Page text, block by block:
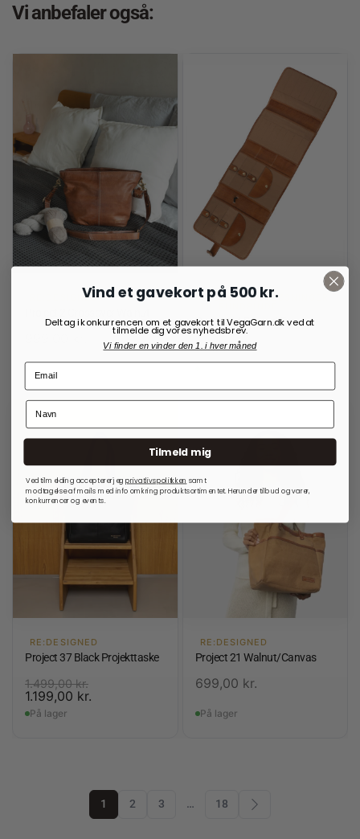
Vi anbefaler også:
RE:DESIGNED OPBEVARINGSLØSNINGER
Project 14 Burned Tan
699,00kr.
RE:DESIGNED
Project 37 Black Projekttaske
1.499,00kr.
1.199,00 kr.
På lager
RE:DESIGNED
Project 21 Walnut/Canvas
699,00 kr.
På lager
1 2 3 … 18
Vind et gavekort på 500 kr.
Deltag i konkurrencen om et gavekort til VegaGarn.dk ved at
tilmelde dig vores nyhedsbrev.
Vi finder en vinder den 1. i hver måned
Tilmeld mig
Ved tilmelding accepterer jegprivatlivspolitkken samt
modtagelse af mails med info omkring produktsortimentet. Herunder tilbud og varer,
konkurrencer og events.